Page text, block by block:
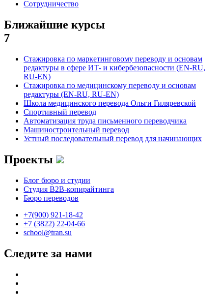
Сотрудничество
Ближайшие курсы
7
Стажировка по маркетинговому переводу и основам
редактуры в сфере ИТ- и кибербезопасности (EN-RU,
RU-EN)
Стажировка по медицинскому переводу и основам
редактуры (EN-RU, RU-EN)
Школа медицинского перевода Ольги Гиляревской
Спортивный перевод
Автоматизация труда письменного переводчика
Машиностроительный перевод
Устный последовательный перевод для начинающих
Проекты
Блог бюро и студии
Студия B2B-копирайтинга
Бюро переводов
+7(900) 921-18-42
+7 (3822) 22-04-66
school@tran.su
Следите за нами